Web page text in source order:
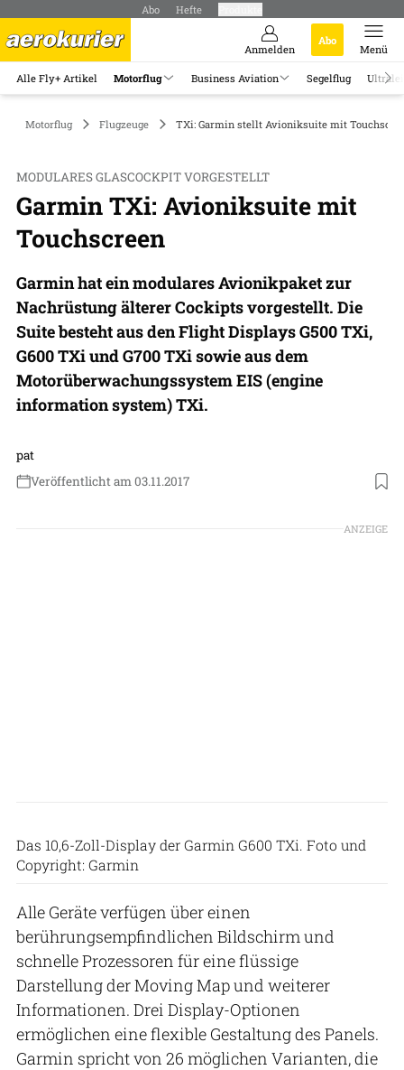
Abo Hefte
Anmelden
Abo
Menü
Alle Fly+ Artikel Motorflug Business Aviation Segelflug
Motorflug Flugzeuge TXi: Garmin stellt Avioniksuite mit
MODULARES GLASCOCKPIT VORGESTELLT
Garmin TXi: Avioniksuite mit
Touchscreen
Garmin hat ein modulares Avionikpaket zur
Nachrüstung älterer Cockipts vorgestellt. Die
Suite besteht aus den Flight Displays G500 TXi,
G600 TXi und G700 TXi sowie aus dem
Motorüberwachungssystem EIS (engine
information system) TXi.
pat
Veröffentlicht am 03.11.2017
ANZEIGE
Das 10,6-Zoll-Display der Garmin G600 TXi. Foto und
Copyright: Garmin
Alle Geräte verfügen über einen
berührungsempfindlichen Bildschirm und
schnelle Prozessoren für eine flüssige
Darstellung der Moving Map und weiterer
Informationen. Drei Display-Optionen
ermöglichen eine flexible Gestaltung des Panels.
Garmin spricht von 26 möglichen Varianten, die